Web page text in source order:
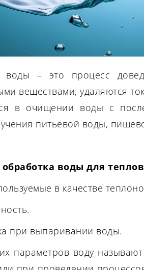
воды – это процесс
веществами, удаляются
в очищении воды с
питьевой воды,
воды для
в качестве
при выпаривании воды.
параметров воду